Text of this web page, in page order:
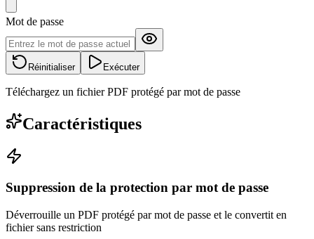
Mot de passe
Réinitialiser Exécuter
Téléchargez un fichier PDF protégé par mot de passe
Caractéristiques
Suppression de la protection par mot de passe
Déverrouille un PDF protégé par mot de passe et le convertit en
fichier sans restriction